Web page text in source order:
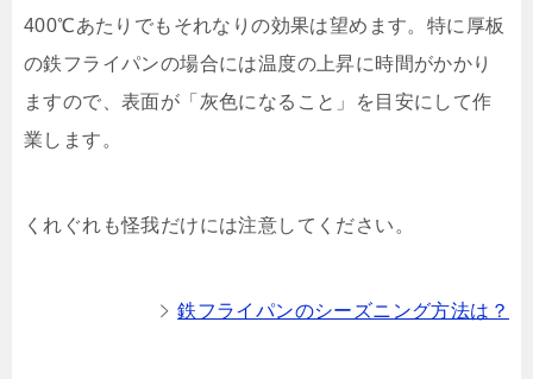
400℃あたりでもそれなりの効果は望めます。特に厚板
の鉄フライパンの場合には温度の上昇に時間がかかり
ますので、表面が「灰色になること」を目安にして作
業します。
くれぐれも怪我だけには注意してください。
鉄フライパンのシーズニング方法は？